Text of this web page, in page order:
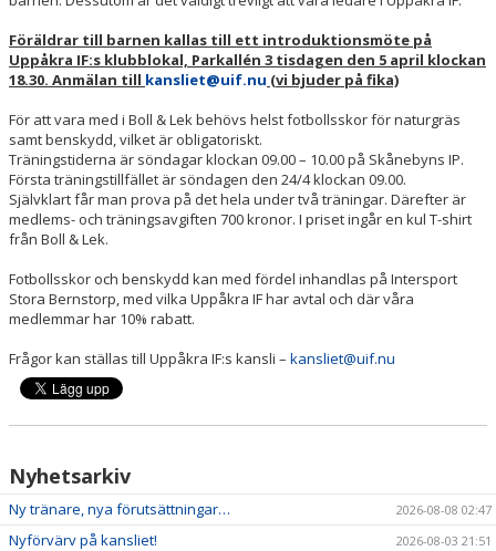
VÄRDEGRUND / ALDRIG ENSAM
SPELARTRUPPEN
PARTNERS
Föräldrar till barnen kallas till ett introduktionsmöte på
Uppåkra IF:s klubblokal, Parkallén 3 tisdagen den 5 april klockan
18.30. Anmälan till kansliet@uif.nu (vi bjuder på fika)
För att vara med i Boll & Lek behövs helst fotbollsskor för naturgräs
samt benskydd, vilket är obligatoriskt.
Träningstiderna är söndagar klockan 09.00 – 10.00 på Skånebyns IP.
Första träningstillfället är söndagen den 24/4 klockan 09.00.
Självklart får man prova på det hela under två träningar. Därefter är
medlems- och träningsavgiften 700 kronor. I priset ingår en kul T-shirt
från Boll & Lek.
Fotbollsskor och benskydd kan med fördel inhandlas på Intersport
Stora Bernstorp, med vilka Uppåkra IF har avtal och där våra
medlemmar har 10% rabatt.
Frågor kan ställas till Uppåkra IF:s kansli – kansliet@uif.nu
Nyhetsarkiv
Ny tränare, nya förutsättningar… 2026-08-08 02:47
Nyförvärv på kansliet! 2026-08-03 21:51